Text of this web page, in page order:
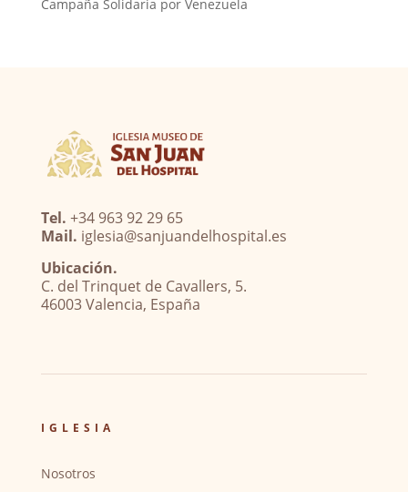
Campaña Solidaria por Venezuela
Tel. +34 963 92 29 65
Mail. iglesia@sanjuandelhospital.es
Ubicación.
C. del Trinquet de Cavallers, 5.
46003 Valencia, España
IGLESIA
Nosotros